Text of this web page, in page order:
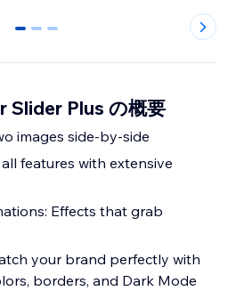
0 1 2
Slider Plus の概要
images side-by-side
features with extensive
Effects that grab
your brand perfectly with
borders, and Dark Mode